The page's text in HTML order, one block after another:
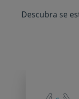
Descubra se